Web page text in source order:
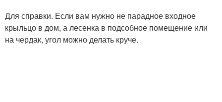
Для справки. Если вам нужно не парадное входное
крыльцо в дом, а лесенка в подсобное помещение или
на чердак, угол можно делать круче.